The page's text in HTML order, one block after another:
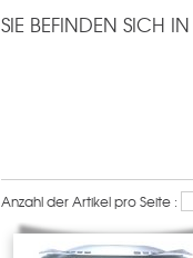
SIE BEFINDEN SICH
Anzahl der Artikel pro Seite :